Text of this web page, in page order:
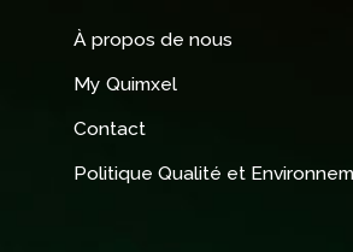
À propos de nous
My Quimxel
Contact
Politique Qualité et